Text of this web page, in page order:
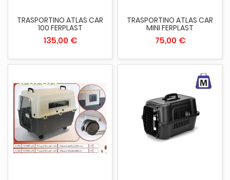
TRASPORTINO ATLAS CAR
100 FERPLAST
135,00 €
TRASPORTINO ATLAS CAR
MINI FERPLAST
75,00 €